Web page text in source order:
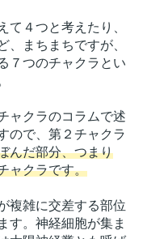
４つと考えたり、
、まちまちですが、
７つのチャクラとい
ャクラのコラムで述
ので、第２チャクラ
んだ部分、つまり
ャクラです。
複雑に交差する部位
す。神経細胞が集ま